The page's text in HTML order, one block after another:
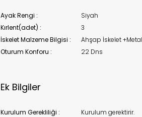
Ayak Rengi :
Siyah
Kırlent(adet) :
3
İskelet Malzeme Bilgisi :
Ahşap İskelet
Oturum Konforu :
22 Dns
Ek Bilgiler
Kurulum Gerekliliği :
Kurulum gerektirir.